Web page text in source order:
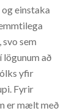
einstaka
sem
að
yfir
Fyrir
er mælt með